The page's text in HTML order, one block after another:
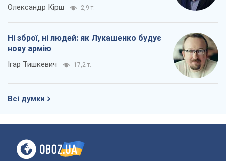
Олександр Кірш 2,9 т.
Ні зброї, ні людей: як Лукашенко будує
нову армію
Ігар Тишкевич 17,2 т.
Всі думки